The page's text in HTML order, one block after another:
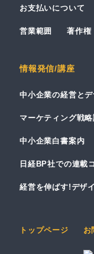
お支払いについて
営業範囲 著作権
情報発信/講座
中小企業の経営と
マーケティング戦
中小企業白書案内
日経BP社での連載
経営を伸ばす!デザ
トップページ お